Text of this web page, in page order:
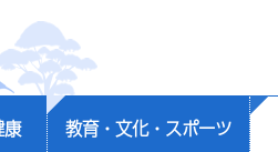
教育・文化・スポーツ